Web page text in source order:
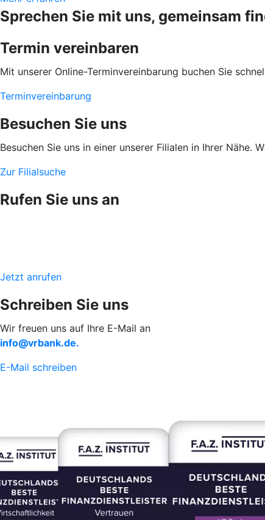
Sprechen Sie mit uns, gemeinsam
Termin vereinbaren
Mit unserer Online-Terminvereinbarung buchen Sie
Terminvereinbarung
Besuchen Sie uns
Besuchen Sie uns in einer unserer Filialen in Ihrer Nähe.
Zur Filialsuche
Rufen Sie uns an
Jetzt anrufen
Schreiben Sie uns
Wir freuen uns auf Ihre E-Mail an
info@vrbank.de.
E-Mail schreiben